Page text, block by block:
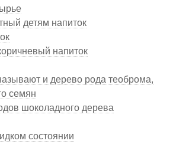
детям напиток
напиток
и дерево рода теоброма,
семян
шоколадного дерева
состоянии